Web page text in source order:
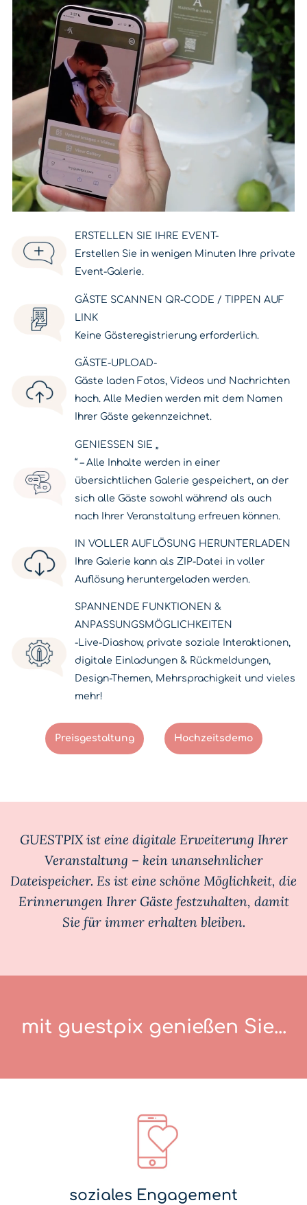
ERSTELLEN SIE IHRE EVENT-
Erstellen Sie in wenigen Minuten Ihre private
Event-Galerie.
GÄSTE SCANNEN QR-CODE / TIPPEN AUF
LINK
Keine Gästeregistrierung erforderlich.
GÄSTE-UPLOAD-
Gäste laden Fotos, Videos und Nachrichten
hoch. Alle Medien werden mit dem Namen
Ihrer Gäste gekennzeichnet.
GENIESSEN SIE „
“ – Alle Inhalte werden in einer
übersichtlichen Galerie gespeichert, an der
sich alle Gäste sowohl während als auch
nach Ihrer Veranstaltung erfreuen können.
IN VOLLER AUFLÖSUNG HERUNTERLADEN
Ihre Galerie kann als ZIP-Datei in voller
Auflösung heruntergeladen werden.
SPANNENDE FUNKTIONEN &
ANPASSUNGSMÖGLICHKEITEN
-Live-Diashow, private soziale Interaktionen,
digitale Einladungen & Rückmeldungen,
Design-Themen, Mehrsprachigkeit und vieles
mehr!
Preisgestaltung Hochzeitsdemo
GUESTPIX ist eine digitale Erweiterung Ihrer
Veranstaltung – kein unansehnlicher
Dateispeicher. Es ist eine schöne Möglichkeit, die
Erinnerungen Ihrer Gäste festzuhalten, damit
Sie für immer erhalten bleiben.
mit guestpix genießen Sie...
soziales Engagement